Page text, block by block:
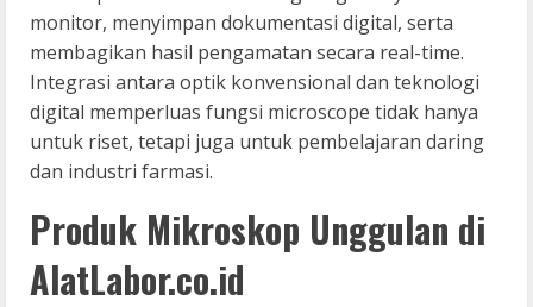
monitor, menyimpan dokumentasi digital, serta
membagikan hasil pengamatan secara real-time.
Integrasi antara optik konvensional dan teknologi
digital memperluas fungsi microscope tidak hanya
untuk riset, tetapi juga untuk pembelajaran daring
dan industri farmasi.
Produk Mikroskop Unggulan di
AlatLabor.co.id